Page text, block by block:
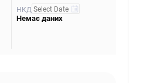
НКД
Немає даних